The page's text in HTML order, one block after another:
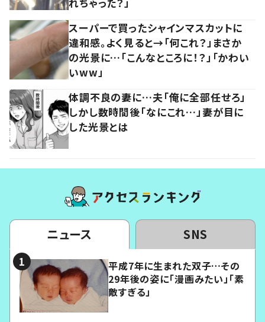
スーパーで買ったシャインマスカットに
違和感。よく見ると→「何これ？」まさか
の光景に…「こんなところに！？」「かわい
いww」
体調不良の妻に…夫「俺に全部任せろ」
しかし数時間後「なにこれ…」妻が目に
した光景とは
ニュース SNS
平成7年に生まれた双子…その
29年後の姿に「漫画みたい」「素
敵すぎる」